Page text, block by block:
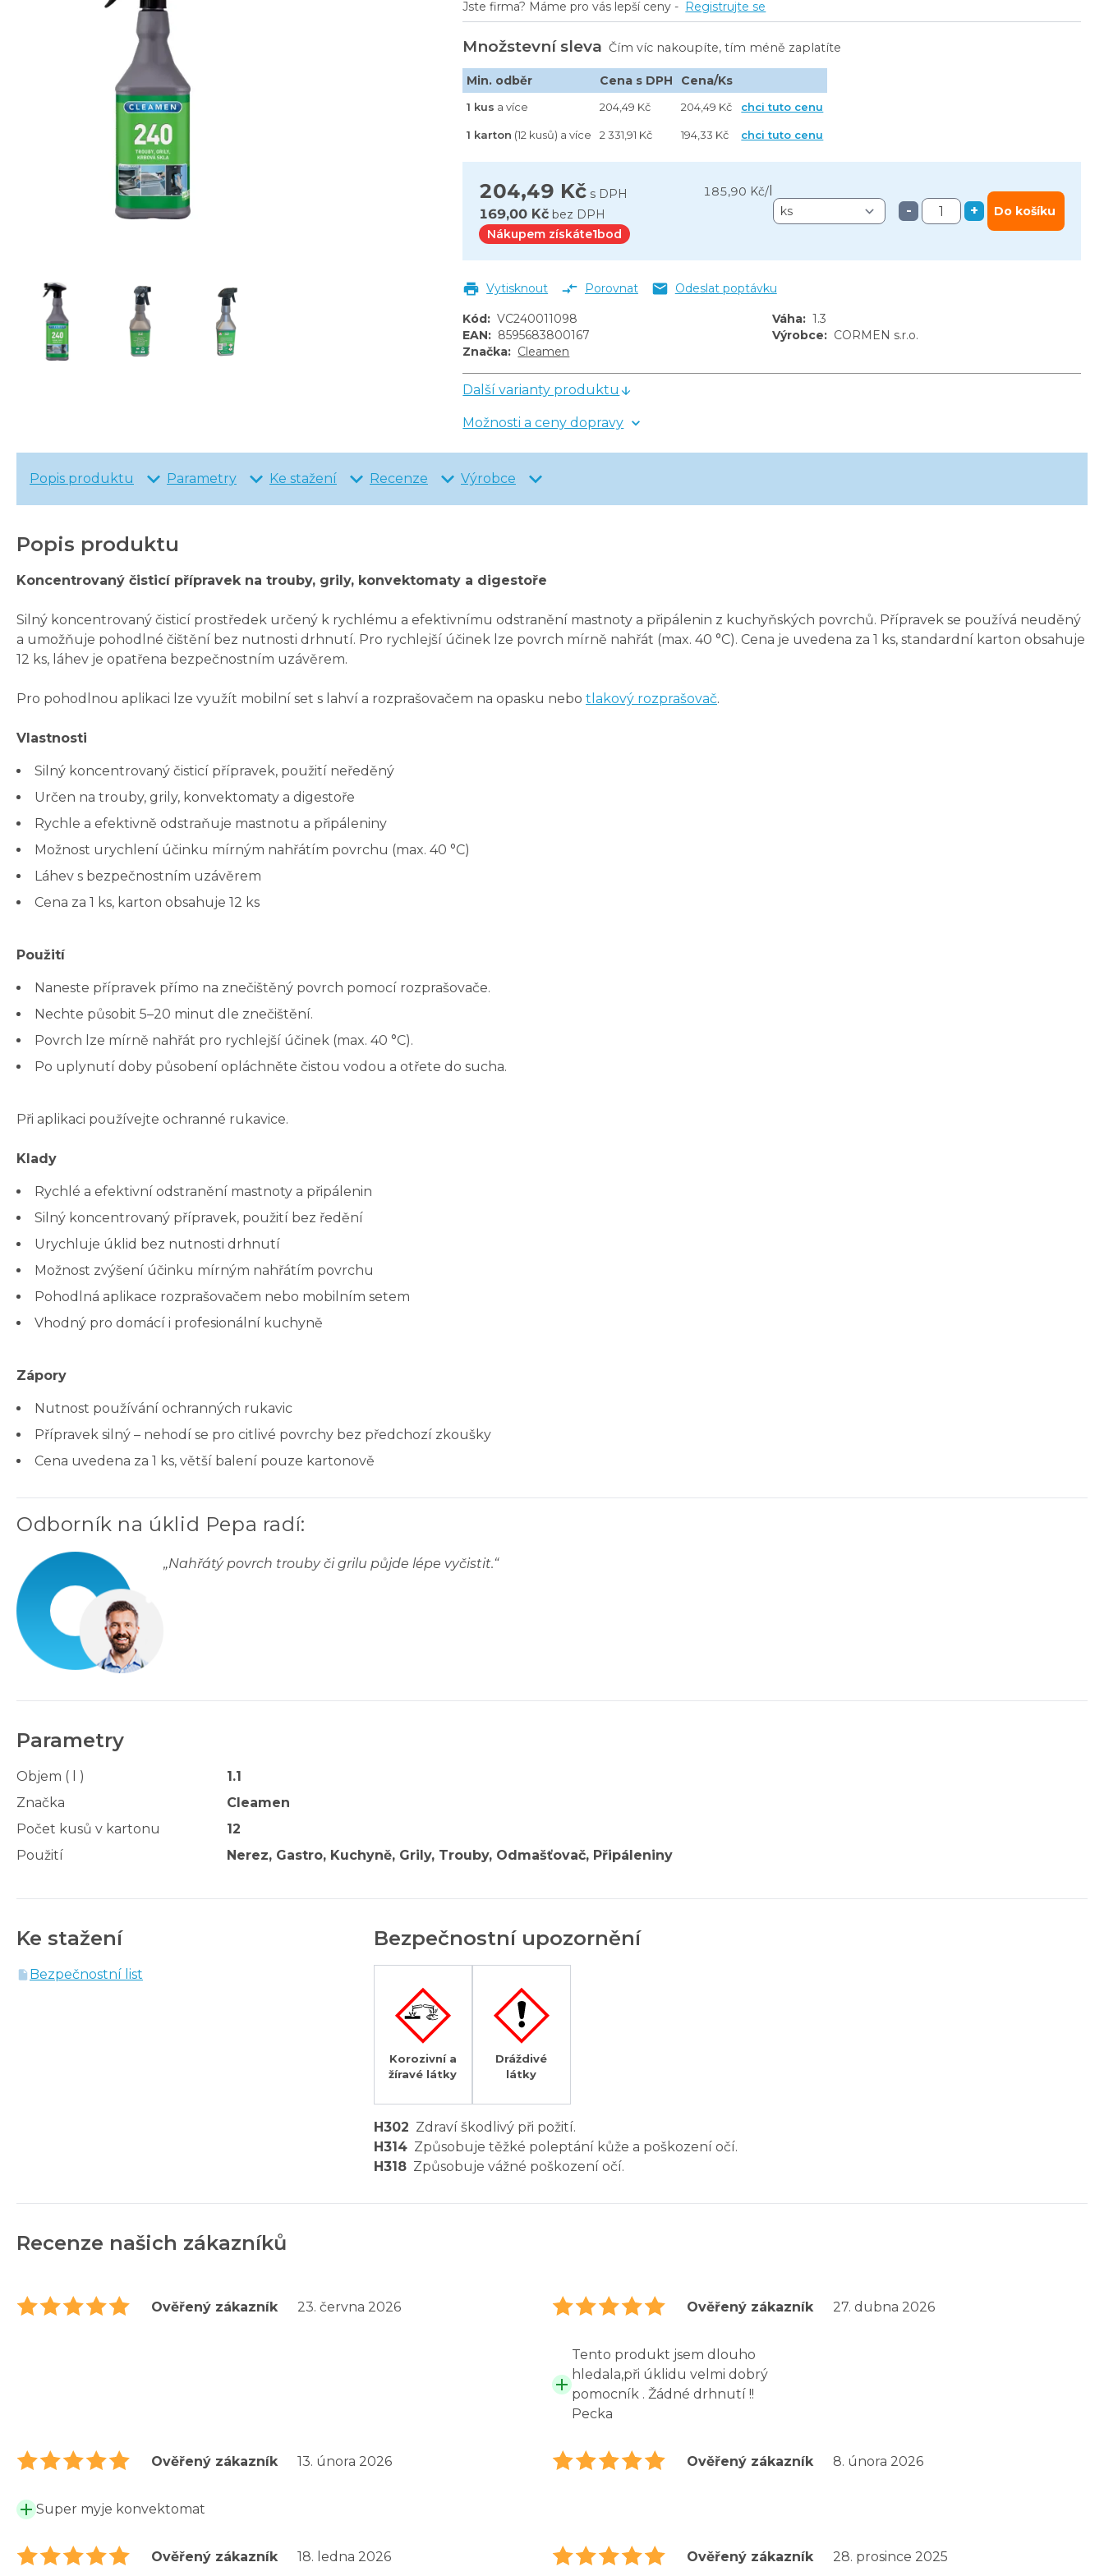
204,49 Kč s DPH 185,90 Kč/
169,00 Kč bez DPH
Nákupem získáte1bod
- + Do košíku
Jste firma? Máme pro vás lepší ceny - Registrujte se
Množstevní sleva Čím víc nakoupíte, tím méně zaplatíte
Min. odběr Cena s DPH Cena/Ks
1 kus a více 204,49 Kč 204,49 Kč chci tuto cenu
1 karton (12 kusů) a více 2 331,91 Kč 194,33 Kč chci tuto cenu
Vytisknout Porovnat Odeslat poptávku
Kód: VC240011098 Váha: 1.3
EAN: 8595683800167 Výrobce: CORMEN s.r.o.
Značka: Cleamen
Další varianty produktu
Možnosti a ceny dopravy
Popis produktu Parametry Ke stažení Recenze Výrobce
Popis produktu
Koncentrovaný čisticí přípravek na trouby, grily, konvektomaty a digestoře
Silný koncentrovaný čisticí prostředek určený k rychlému a efektivnímu odstranění mastnoty a připálenin z kuchyňských povrchů. Přípravek se používá neuděný
a umožňuje pohodlné čištění bez nutnosti drhnutí. Pro rychlejší účinek lze povrch mírně nahřát (max. 40 °C). Cena je uvedena za 1 ks, standardní karton obsahuje
12 ks, láhev je opatřena bezpečnostním uzávěrem.
Pro pohodlnou aplikaci lze využít mobilní set s lahví a rozprašovačem na opasku nebo tlakový rozprašovač.
Vlastnosti
Silný koncentrovaný čisticí přípravek, použití neředěný
Určen na trouby, grily, konvektomaty a digestoře
Rychle a efektivně odstraňuje mastnotu a připáleniny
Možnost urychlení účinku mírným nahřátím povrchu (max. 40 °C)
Láhev s bezpečnostním uzávěrem
Cena za 1 ks, karton obsahuje 12 ks
Použití
Naneste přípravek přímo na znečištěný povrch pomocí rozprašovače.
Nechte působit 5–20 minut dle znečištění.
Povrch lze mírně nahřát pro rychlejší účinek (max. 40 °C).
Po uplynutí doby působení opláchněte čistou vodou a otřete do sucha.
Při aplikaci používejte ochranné rukavice.
Klady
Rychlé a efektivní odstranění mastnoty a připálenin
Silný koncentrovaný přípravek, použití bez ředění
Urychluje úklid bez nutnosti drhnutí
Možnost zvýšení účinku mírným nahřátím povrchu
Pohodlná aplikace rozprašovačem nebo mobilním setem
Vhodný pro domácí i profesionální kuchyně
Zápory
Nutnost používání ochranných rukavic
Přípravek silný – nehodí se pro citlivé povrchy bez předchozí zkoušky
Cena uvedena za 1 ks, větší balení pouze kartonově
Odborník na úklid Pepa radí:
„Nahřátý povrch trouby či grilu půjde lépe vyčistit.“
Parametry
Objem ( l )
1.1
Značka
Cleamen
Počet kusů v kartonu
12
Použití
Nerez, Gastro, Kuchyně, Grily, Trouby, Odmašťovač, Připáleniny
Ke stažení
Bezpečnostní list
Bezpečnostní upozornění
Korozivní a
žíravé látky
Dráždivé
látky
H302 Zdraví škodlivý při požití.
H314 Způsobuje těžké poleptání kůže a poškození očí.
H318 Způsobuje vážné poškození očí.
Recenze našich zákazníků
Ověřený zákazník 23. června 2026 Ověřený zákazník 27. dubna 2026
Tento produkt jsem dlouho
hledala,při úklidu velmi dobrý
pomocník . Žádné drhnutí !!
Pecka
Ověřený zákazník 13. února 2026
Super myje konvektomat
Ověřený zákazník 8. února 2026
Ověřený zákazník 18. ledna 2026 Ověřený zákazník 28. prosince 2025